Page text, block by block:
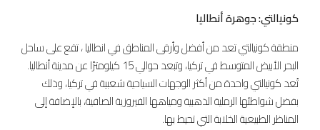
كونيالتي: جوهرة أنطاليا
منطقة كونيالتي تعد من أفضل وأرقى المناطق في انطاليا ، تقع على ساحل
البحر الأبيض المتوسط في تركيا، وتبعد حوالي 15 كيلومترًا عن مدينة أنطاليا.
تُعد كونيالتي واحدة من أكثر الوجهات السياحية شعبية في تركيا، وذلك
بفضل شواطئها الرملية الذهبية ومياهها الفيروزية الصافية، بالإضافة إلى
المناظر الطبيعية الخلابة التي تحيط بها.